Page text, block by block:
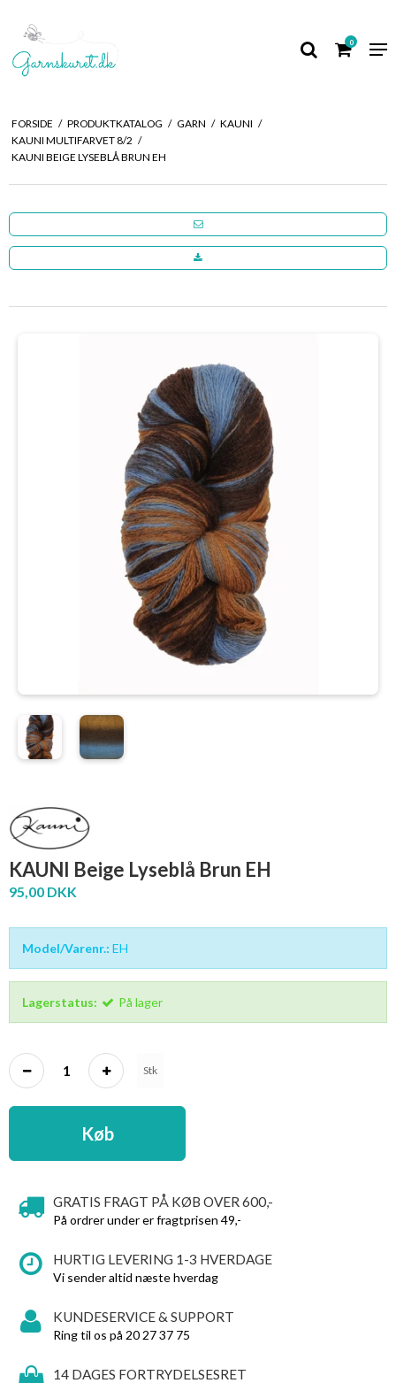
0
FORSIDE / PRODUKTKATALOG / GARN / KAUNI /
KAUNI MULTIFARVET 8/2 /
KAUNI BEIGE LYSEBLÅ BRUN EH
KAUNI Beige Lyseblå Brun EH
95,00 DKK
Model/Varenr.: EH
Lagerstatus: På lager
Stk
Køb
GRATIS FRAGT PÅ KØB OVER 600,-
På ordrer under er fragtprisen 49,-
HURTIG LEVERING 1-3 HVERDAGE
Vi sender altid næste hverdag
KUNDESERVICE & SUPPORT
Ring til os på 20 27 37 75
14 DAGES FORTRYDELSESRET